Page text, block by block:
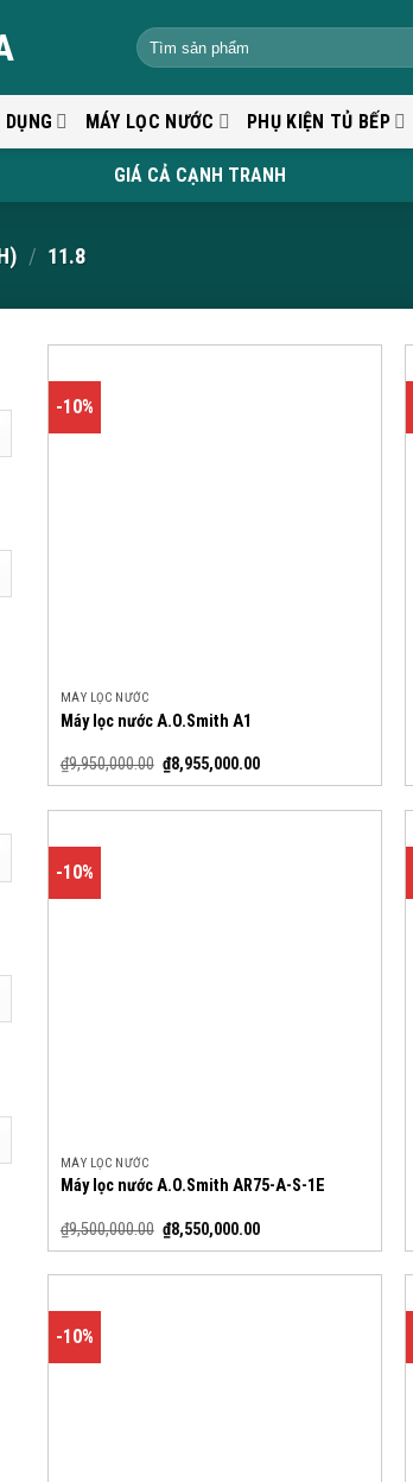
MÁY LỌC NƯỚC PHỤ KIỆN TỦ BẾP
GIÁ CẢ CẠNH TRANH
/ 11.8
-10%
MÁY LỌC NƯỚC
Máy lọc nước A.O.Smith A1
₫9,950,000.00 ₫8,955,000.00
-10%
MÁY LỌC NƯỚC
Máy lọc nước A.O.Smith AR75-A-S-1E
₫9,500,000.00 ₫8,550,000.00
-10%